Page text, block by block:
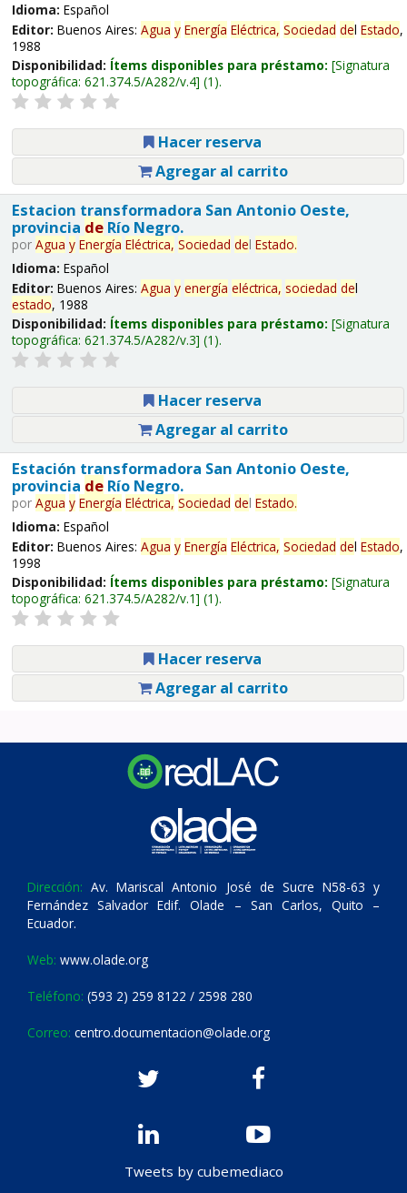
Idioma: Español
Editor: Buenos Aires: Agua y Energía Eléctrica, Sociedad del Estado,
1988
Disponibilidad: Ítems disponibles para préstamo: Signatura
topográfica: 621.374.5/A282/v.4 (1).
Hacer reserva
Agregar al carrito
Estacion transformadora San Antonio Oeste,
provincia deRío Negro.
por Agua y Energía Eléctrica, Sociedad del Estado.
Idioma: Español
Editor: Buenos Aires: Agua y energía eléctrica, sociedad del
estado, 1988
Disponibilidad: Ítems disponibles para préstamo: Signatura
topográfica: 621.374.5/A282/v.3 (1).
Hacer reserva
Agregar al carrito
Estación transformadora San Antonio Oeste,
provincia deRío Negro.
por Agua y Energía Eléctrica, Sociedad del Estado.
Idioma: Español
Editor: Buenos Aires: Agua y Energía Eléctrica, Sociedad del Estado,
1998
Disponibilidad: Ítems disponibles para préstamo: Signatura
topográfica: 621.374.5/A282/v.1 (1).
Hacer reserva
Agregar al carrito
Dirección: Av. Mariscal Antonio José de Sucre N58-63 y
Fernández Salvador Edif. Olade – San Carlos, Quito –
Ecuador.
Web: www.olade.org
Teléfono: (593 2) 259 8122 / 2598 280
Correo: centro.documentacion@olade.org
Tweets by cubemediaco